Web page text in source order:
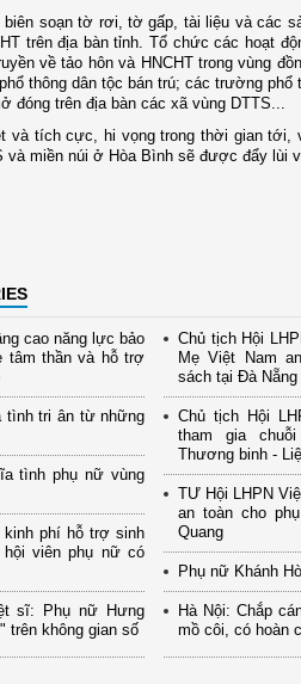
soạn tờ rơi, tờ gấp, tài liệu và các
trên địa bàn tỉnh. Tổ chức các hoạt
về tảo hôn và HNCHT trong vùng
thông dân tộc bán trú; các trường phổ
đóng trên địa bàn các xã vùng DTTS...
và tích cực, hi vọng trong thời gian tới,
và miền núi ở Hòa Bình sẽ được đẩy lùi
cao năng lực bảo
tâm thần và hỗ trợ
tình tri ân từ những
tình phụ nữ vùng
kinh phí hỗ trợ sinh
viên phụ nữ có
sĩ: Phụ nữ Hưng
trên không gian số
Chủ tịch Hội
Mẹ Việt Nam
sách tại Đà Nẵng
Chủ tịch Hội
tham gia
Thương binh -
TƯ Hội LHPN
an toàn cho
Quang
Phụ nữ Khánh
Hà Nội: Chắp
mồ côi, có hoàn